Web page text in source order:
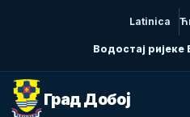
Latinica
Водостај ријеке
Град Добој